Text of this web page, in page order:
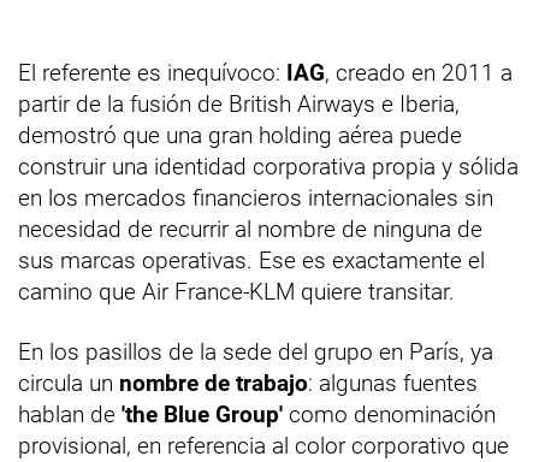
El referente es inequívoco: IAG, creado en 2011 a
partir de la fusión de British Airways e Iberia,
demostró que una gran holding aérea puede
construir una identidad corporativa propia y sólida
en los mercados financieros internacionales sin
necesidad de recurrir al nombre de ninguna de
sus marcas operativas. Ese es exactamente el
camino que Air France-KLM quiere transitar.
En los pasillos de la sede del grupo en París, ya
circula un nombre de trabajo: algunas fuentes
hablan de 'the Blue Group' como denominación
provisional, en referencia al color corporativo que